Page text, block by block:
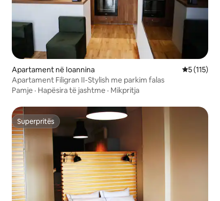
Apartament në Ioannina Vlerësimi
5 (115)
Apartament Filigran II-Stylish me parkim falas
Pamje · Hapësira të jashtme · Mikpritja
Superpritës
Superpritës